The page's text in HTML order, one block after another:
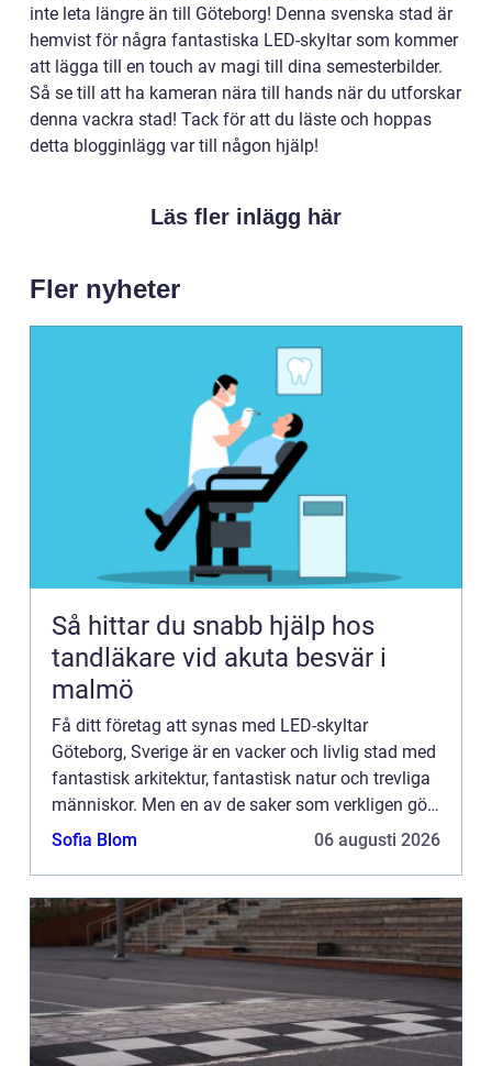
inte leta längre än till Göteborg! Denna svenska stad är
hemvist för några fantastiska LED-skyltar som kommer
att lägga till en touch av magi till dina semesterbilder.
Så se till att ha kameran nära till hands när du utforskar
denna vackra stad! Tack för att du läste och hoppas
detta blogginlägg var till någon hjälp!
Läs fler inlägg här
Fler nyheter
Så hittar du snabb hjälp hos
tandläkare vid akuta besvär i
malmö
Få ditt företag att synas med LED-skyltar
Göteborg, Sverige är en vacker och livlig stad med
fantastisk arkitektur, fantastisk natur och trevliga
människor. Men en av de saker som verkligen gör
denna stad speciell är dess LED-skyltar Göteborg.
Sofia Blom 06 augusti 2026